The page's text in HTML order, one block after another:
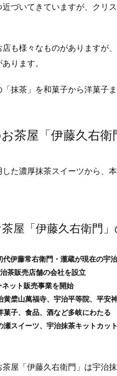
づいてきていますが、クリ
も様々なものがありますが
ります。
抹茶」を和菓子から洋菓子
茶屋「伊藤久右衛
た濃厚抹茶スイーツから、
屋「伊藤久右衛門
伊藤常右衛門・瀧蔵が現在の宇
茶販売店舗の会社を設立
ット販売事業を開始
黄檗山萬福寺、宇治平等院、平安
子、食品、酒など多岐にわたる
瀬スイーツ、宇治抹茶キットカ
屋「伊藤久右衛門」は宇治